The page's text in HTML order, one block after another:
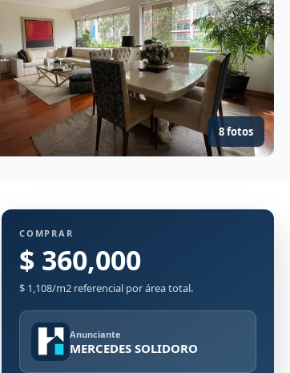
8 fotos
COMPRAR
$ 360,000
$ 1,108/m2 referencial por área total.
Anunciante
MERCEDES SOLIDORO